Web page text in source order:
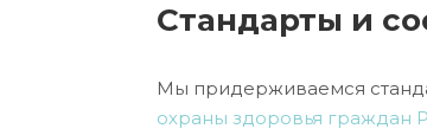
Стандарты и
Мы придерживаемся
охраны здоровья граждан